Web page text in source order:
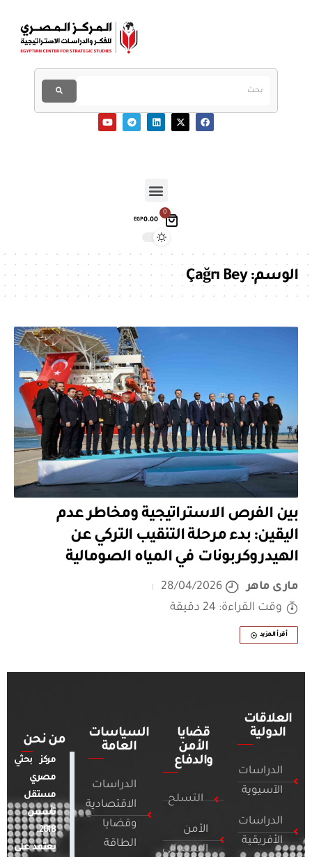
0
EGP0.00
الوسم:Çağrı Bey
بين الفرص الاستراتيجية ومخاطر عدم
اليقين: بدء مرحلة التنقيب التركي عن
الهيدروكربونات في المياه الصومالية
مارى ماهر
28/04/2026
وقت القراءة: 24 دقيقة
أقرأ المزيد
العلاقات
الدولية
الدراسات
الآسيوية
الدراسات
الأفريقية
قضايا
الأمن
والدفاع
التسلح
الأمن
السيبراني
السياسات
العامة
الدراسات
الاقتصادية
وقضايا
الطاقة
من نحن
مركز بحثي
مصري
مستقل
تأسس
2018.
يعتمد على